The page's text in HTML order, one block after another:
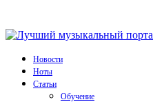
Новости
Ноты
Статьи
Обучение